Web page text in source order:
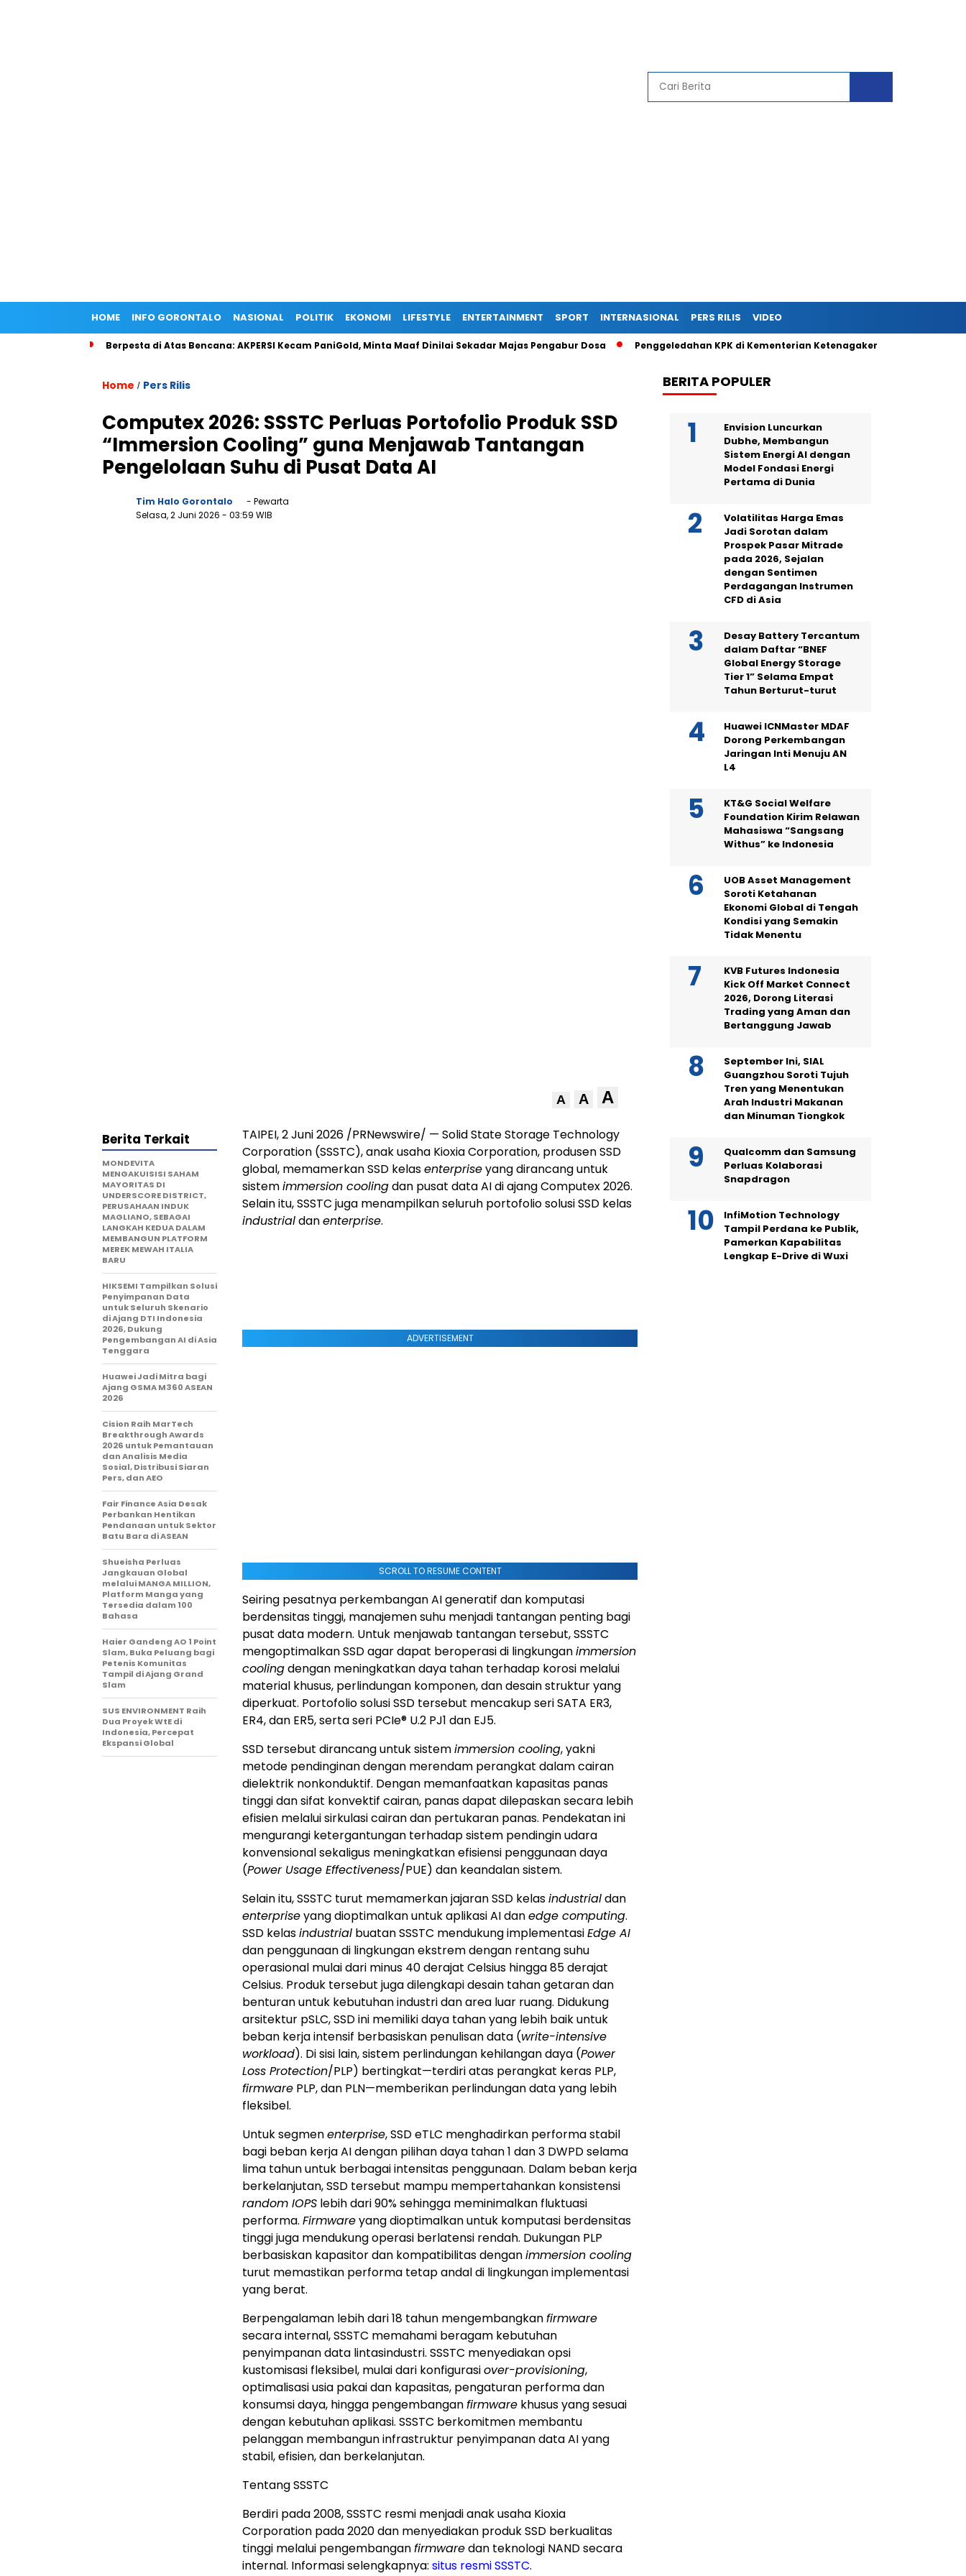
HOME INFO GORONTALO NASIONAL POLITIK EKONOMI LIFESTYLE ENTERTAINMENT SPORT INTERNASIONAL PERS RILIS VIDEO
Berpesta di Atas Bencana: AKPERSI Kecam PaniGold, Minta Maaf Dinilai Sekadar Majas Pengabur Dosa Penggeledahan KPK di Kementerian Ketenagakerjaan: Dugaan
Home / Pers Rilis
Computex 2026: SSSTC Perluas Portofolio Produk SSD
“Immersion Cooling” guna Menjawab Tantangan
Pengelolaan Suhu di Pusat Data AI
Tim Halo Gorontalo
- Pewarta
Selasa, 2 Juni 2026 - 03:59 WIB
A A A
TAIPEI, 2 Juni 2026 /PRNewswire/ — Solid State Storage Technology
Corporation (SSSTC), anak usaha Kioxia Corporation, produsen SSD
global, memamerkan SSD kelasenterpriseyang dirancang untuk
sistemimmersion coolingdan pusat data AI di ajang Computex 2026.
Selain itu, SSSTC juga menampilkan seluruh portofolio solusi SSD kelas
industrialdanenterprise.
ADVERTISEMENT
SCROLL TO RESUME CONTENT
Seiring pesatnya perkembangan AI generatif dan komputasi
berdensitas tinggi, manajemen suhu menjadi tantangan penting bagi
pusat data modern. Untuk menjawab tantangan tersebut, SSSTC
mengoptimalkan SSD agar dapat beroperasi di lingkunganimmersion
coolingdengan meningkatkan daya tahan terhadap korosi melalui
material khusus, perlindungan komponen, dan desain struktur yang
diperkuat. Portofolio solusi SSD tersebut mencakup seri SATA ER3,
ER4, dan ER5, serta seri PCIe® U.2 PJ1 dan EJ5.
SSD tersebut dirancang untuk sistemimmersion cooling, yakni
metode pendinginan dengan merendam perangkat dalam cairan
dielektrik nonkonduktif. Dengan memanfaatkan kapasitas panas
tinggi dan sifat konvektif cairan, panas dapat dilepaskan secara lebih
efisien melalui sirkulasi cairan dan pertukaran panas. Pendekatan ini
mengurangi ketergantungan terhadap sistem pendingin udara
konvensional sekaligus meningkatkan efisiensi penggunaan daya
(Power Usage Effectiveness/PUE) dan keandalan sistem.
Selain itu, SSSTC turut memamerkan jajaran SSD kelasindustrialdan
enterpriseyang dioptimalkan untuk aplikasi AI danedge computing.
SSD kelasindustrial buatan SSSTC mendukung implementasiEdge AI
dan penggunaan di lingkungan ekstrem dengan rentang suhu
operasional mulai dari minus 40 derajat Celsius hingga 85 derajat
Celsius. Produk tersebut juga dilengkapi desain tahan getaran dan
benturan untuk kebutuhan industri dan area luar ruang. Didukung
arsitektur pSLC, SSD ini memiliki daya tahan yang lebih baik untuk
beban kerja intensif berbasiskan penulisan data (write-intensive
workload). Di sisi lain, sistem perlindungan kehilangan daya (Power
Loss Protection/PLP) bertingkat—terdiri atas perangkat keras PLP,
firmware PLP, dan PLN—memberikan perlindungan data yang lebih
fleksibel.
Untuk segmenenterprise, SSD eTLC menghadirkan performa stabil
bagi beban kerja AI dengan pilihan daya tahan 1 dan 3 DWPD selama
lima tahun untuk berbagai intensitas penggunaan. Dalam beban kerja
berkelanjutan, SSD tersebut mampu mempertahankan konsistensi
random IOPS lebih dari 90% sehingga meminimalkan fluktuasi
performa. Firmwareyang dioptimalkan untuk komputasi berdensitas
tinggi juga mendukung operasi berlatensi rendah. Dukungan PLP
berbasiskan kapasitor dan kompatibilitas denganimmersion cooling
turut memastikan performa tetap andal di lingkungan implementasi
yang berat.
Berpengalaman lebih dari 18 tahun mengembangkanfirmware
secara internal, SSSTC memahami beragam kebutuhan
penyimpanan data lintasindustri. SSSTC menyediakan opsi
kustomisasi fleksibel, mulai dari konfigurasiover-provisioning,
optimalisasi usia pakai dan kapasitas, pengaturan performa dan
konsumsi daya, hingga pengembanganfirmware khusus yang sesuai
dengan kebutuhan aplikasi. SSSTC berkomitmen membantu
pelanggan membangun infrastruktur penyimpanan data AI yang
stabil, efisien, dan berkelanjutan.
Tentang SSSTC
Berdiri pada 2008, SSSTC resmi menjadi anak usaha Kioxia
Corporation pada 2020 dan menyediakan produk SSD berkualitas
tinggi melalui pengembanganfirmwaredan teknologi NAND secara
internal. Informasi selengkapnya: situs resmi SSSTC.
Berita Terkait
MONDEVITA
MENGAKUISISI SAHAM
MAYORITAS DI
UNDERSCORE DISTRICT,
PERUSAHAAN INDUK
MAGLIANO, SEBAGAI
LANGKAH KEDUA DALAM
MEMBANGUN PLATFORM
MEREK MEWAH ITALIA
BARU
HIKSEMI Tampilkan Solusi
Penyimpanan Data
untuk Seluruh Skenario
di Ajang DTI Indonesia
2026, Dukung
Pengembangan AI di Asia
Tenggara
Huawei Jadi Mitra bagi
Ajang GSMA M360 ASEAN
2026
Cision Raih MarTech
Breakthrough Awards
2026 untuk Pemantauan
dan Analisis Media
Sosial, Distribusi Siaran
Pers, dan AEO
Fair Finance Asia Desak
Perbankan Hentikan
Pendanaan untuk Sektor
Batu Bara di ASEAN
Shueisha Perluas
Jangkauan Global
melalui MANGA MILLION,
Platform Manga yang
Tersedia dalam 100
Bahasa
Haier Gandeng AO 1 Point
Slam, Buka Peluang bagi
Petenis Komunitas
Tampil di Ajang Grand
Slam
SUS ENVIRONMENT Raih
Dua Proyek WtE di
Indonesia, Percepat
Ekspansi Global
BERITA POPULER
Envision Luncurkan
Dubhe, Membangun
Sistem Energi AI dengan
Model Fondasi Energi
Pertama di Dunia
Volatilitas Harga Emas
Jadi Sorotan dalam
Prospek Pasar Mitrade
pada 2026, Sejalan
dengan Sentimen
Perdagangan Instrumen
CFD di Asia
Desay Battery Tercantum
dalam Daftar “BNEF
Global Energy Storage
Tier 1” Selama Empat
Tahun Berturut-turut
Huawei ICNMaster MDAF
Dorong Perkembangan
Jaringan Inti Menuju AN
L4
KT&G Social Welfare
Foundation Kirim Relawan
Mahasiswa “Sangsang
Withus” ke Indonesia
UOB Asset Management
Soroti Ketahanan
Ekonomi Global di Tengah
Kondisi yang Semakin
Tidak Menentu
KVB Futures Indonesia
Kick Off Market Connect
2026, Dorong Literasi
Trading yang Aman dan
Bertanggung Jawab
September Ini, SIAL
Guangzhou Soroti Tujuh
Tren yang Menentukan
Arah Industri Makanan
dan Minuman Tiongkok
Qualcomm dan Samsung
Perluas Kolaborasi
Snapdragon
InfiMotion Technology
Tampil Perdana ke Publik,
Pamerkan Kapabilitas
Lengkap E-Drive di Wuxi